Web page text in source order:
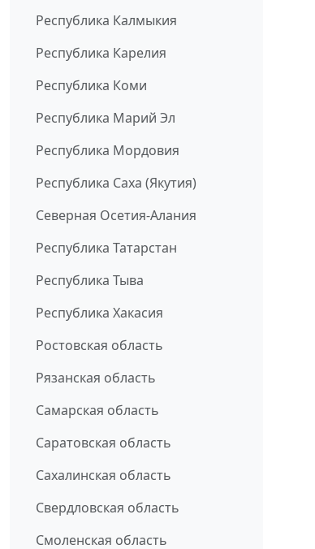
Республика Калмыкия
Республика Карелия
Республика Коми
Республика Марий Эл
Республика Мордовия
Республика Саха (Якутия)
Северная Осетия-Алания
Республика Татарстан
Республика Тыва
Республика Хакасия
Ростовская область
Рязанская область
Самарская область
Саратовская область
Сахалинская область
Свердловская область
Смоленская область